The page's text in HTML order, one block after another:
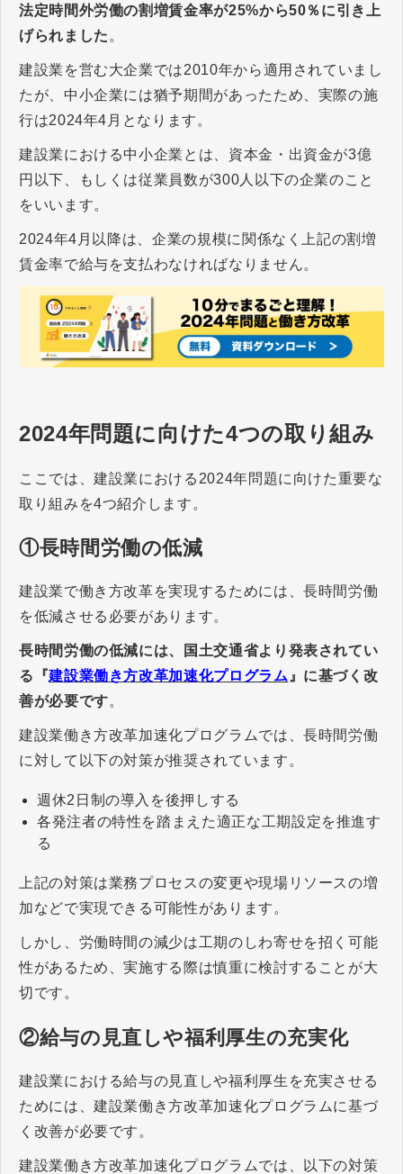
法定時間外労働の割増賃金率が25%から50％に引き上
げられました 。
建設業を営む大企業では2010年から適用されていまし
たが、中小企業には猶予期間があったため、実際の施
行は2024年4月となります。
建設業における中小企業とは、資本金・出資金が3億
円以下、もしくは従業員数が300人以下の企業のこと
をいいます。
2024年4月以降は、企業の規模に関係なく上記の割増
賃金率で給与を支払わなければなりません。
2024年問題に向けた4つの取り組み
ここでは、建設業における2024年問題に向けた重要な
取り組みを4つ紹介します。
①長時間労働の低減
建設業で働き方改革を実現するためには、長時間労働
を低減させる必要があります。
長時間労働の低減には、国土交通省より発表されてい
る『建設業働き方改革加速化プログラム』に基づく改
善が必要です。
建設業働き方改革加速化プログラムでは、長時間労働
に対して以下の対策が推奨されています。
週休2日制の導入を後押しする
各発注者の特性を踏まえた適正な工期設定を推進す
る
上記の対策は業務プロセスの変更や現場リソースの増
加などで実現できる可能性があります。
しかし、労働時間の減少は工期のしわ寄せを招く可能
性があるため、実施する際は慎重に検討することが大
切です。
②給与の見直しや福利厚生の充実化
建設業における給与の見直しや福利厚生を充実させる
ためには、建設業働き方改革加速化プログラムに基づ
く改善が必要です。
建設業働き方改革加速化プログラムでは、以下の対策